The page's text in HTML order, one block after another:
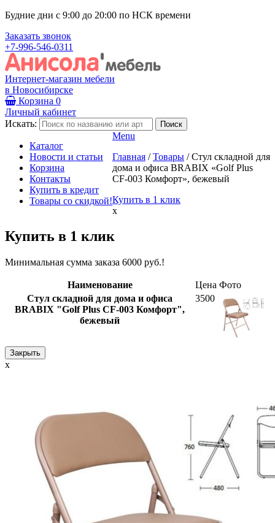
Будние дни с 9:00 до 20:00 по НСК времени
Заказать звонок
+7-996-546-0311
Интернет-магазин мебели
в Новосибирске
Корзина 0
Личный кабинет
Искать:
Каталог
Новости и статьи
Корзина
Контакты
Купить в кредит
Товары со скидкой!
Menu
Главная / Товары / Стул складной для
дома и офиса BRABIX «Golf Plus
CF-003 Комфорт», бежевый
Купить в 1 клик
x
Купить в 1 клик
Минимальная сумма заказа 6000 руб.!
Наименование Цена Фото
Стул складной для дома и офиса
BRABIX "Golf Plus CF-003 Комфорт",
бежевый
3500
Закрыть
x